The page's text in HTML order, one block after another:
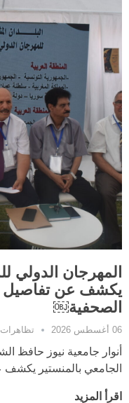
المهرجان الدولي
الصحفية￼
06 أغسطس 2026 تظاهرات
أنوار جامعية نيوز حافظ
الجامعي بالمنستير يكشف
اقرأ المزيد